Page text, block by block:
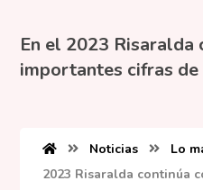
En el 2023 Risaralda
importantes cifras
Noticias Lo
2023 Risaralda continúa